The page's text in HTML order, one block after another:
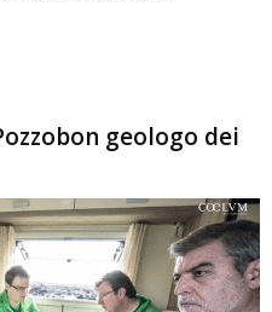
geologo dei